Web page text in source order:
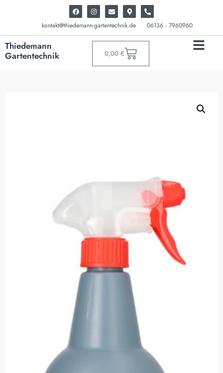
kontakt@thiedemann-gartentechnik.de 06136 - 7960960
Thiedemann
Gartentechnik
0,00 €